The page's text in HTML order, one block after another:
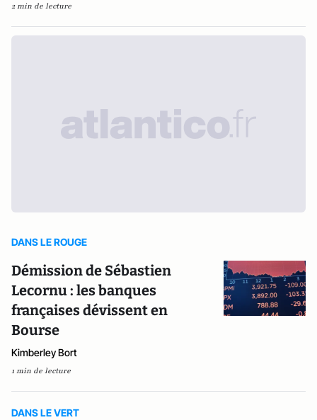
2 min de lecture
DANS LE ROUGE
Démission de Sébastien
Lecornu : les banques
françaises dévissent en
Bourse
Kimberley Bort
1 min de lecture
DANS LE VERT